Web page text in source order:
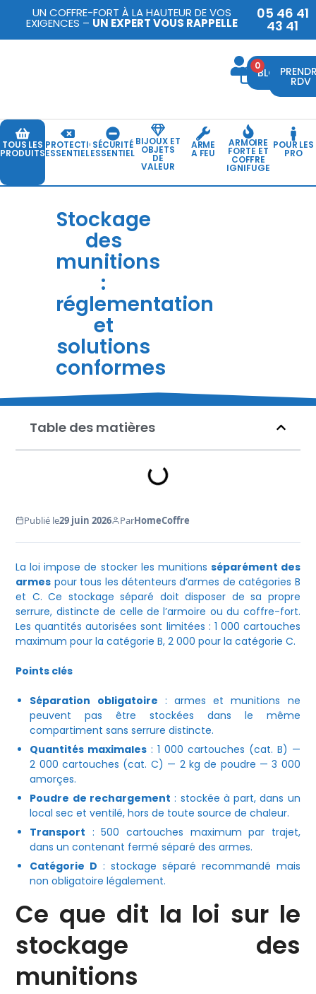
UN COFFRE-FORT À LA HAUTEUR DE VOS
EXIGENCES – UN EXPERT VOUS RAPPELLE
05 46 41
43 41
0BLOG
RDV
TOUS LES
PRODUITS
PROTECTION
ESSENTIELLE
SÉCURITÉ
ESSENTIELLE
BIJOUX ET
OBJETS
DE
VALEUR
ARME
A FEU
ARMOIRE
FORTE ET
COFFRE
IGNIFUGE
POUR LES
PRO
Stockage
des
munitions
:
réglementation
et
solutions
conformes
Table des matières
Publié le29 juin 2026 ParHomeCoffre
La loi impose de stocker les munitions séparément des
armes pour tous les détenteurs d’armes de catégories B
et C. Ce stockage séparé doit disposer de sa propre
serrure, distincte de celle de l’armoire ou du coffre-fort.
Les quantités autorisées sont limitées : 1 000 cartouches
maximum pour la catégorie B, 2 000 pour la catégorie C.
Points clés
Séparation obligatoire : armes et munitions ne
peuvent pas être stockées dans le même
compartiment sans serrure distincte.
Quantités maximales : 1 000 cartouches (cat. B) —
2 000 cartouches (cat. C) — 2 kg de poudre — 3 000
amorçes.
Poudre de rechargement : stockée à part, dans un
local sec et ventilé, hors de toute source de chaleur.
Transport : 500 cartouches maximum par trajet,
dans un contenant fermé séparé des armes.
Catégorie D : stockage séparé recommandé mais
non obligatoire légalement.
Ce que dit la loi sur le
stockage des
munitions